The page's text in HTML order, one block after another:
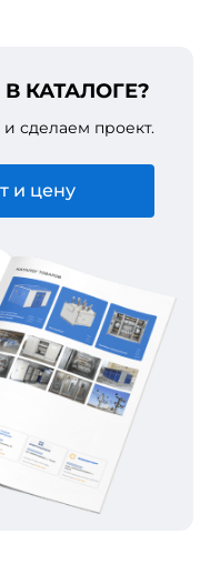
КАТАЛОГЕ?
сделаем проект.
и цену